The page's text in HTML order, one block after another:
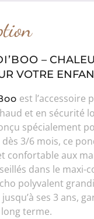
–
VOTRE
est l’accessoire
et en sécurité
spécialement
3/6 mois, ce
confortable aux
dans le maxi-
polyvalent
ses 3 ans,
terme.